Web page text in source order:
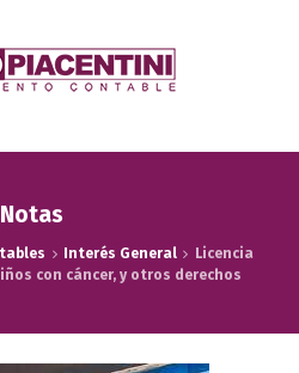
Notas
Interés General
Licencia
con cáncer, y otros derechos